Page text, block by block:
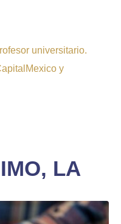
universitario.
y
LA